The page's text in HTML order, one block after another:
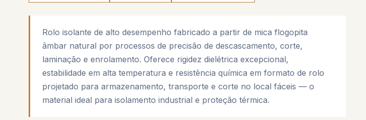
Rolo isolante de alto desempenho fabricado a partir de mica flogopita
âmbar natural por processos de precisão de descascamento, corte,
laminação e enrolamento. Oferece rigidez dielétrica excepcional,
estabilidade em alta temperatura e resistência química em formato de rolo
projetado para armazenamento, transporte e corte no local fáceis — o
material ideal para isolamento industrial e proteção térmica.